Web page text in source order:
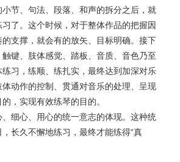
、句法、段落、和声的拆分之后，就
了。这个时候，对于整体作品的把握因
支撑，就会有的放矢、目标明确。接下
键、肢体感觉、踏板、音质、音色乃至
练习，练顺、练扎实，最终达到加深对乐
动作的控制、贯通对音乐的处理、呈现
，实现有效练琴的目的。
心、用心的统一意志的体现。这种统
长久不懈地练习，最终才能练得“真